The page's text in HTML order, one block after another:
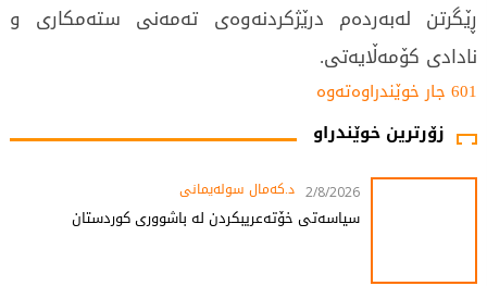
ڕێگرتن لەبەردەم درێژکردنەوەی تەمەنی ستەمکاری و
نادادی کۆمەڵایەتی.
601 جار خوێندراوەتەوە
زۆرترین خوێندراو
2/8/2026 د.کەمال سولەیمانی
سیاسەتی خۆتەعریبکردن لە باشووری کوردستان